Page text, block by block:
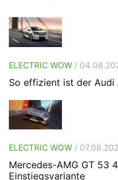
ELECTRIC WOW /
So effizient ist der
ELECTRIC WOW /
Mercedes-AMG GT 53
Einstiegsvariante